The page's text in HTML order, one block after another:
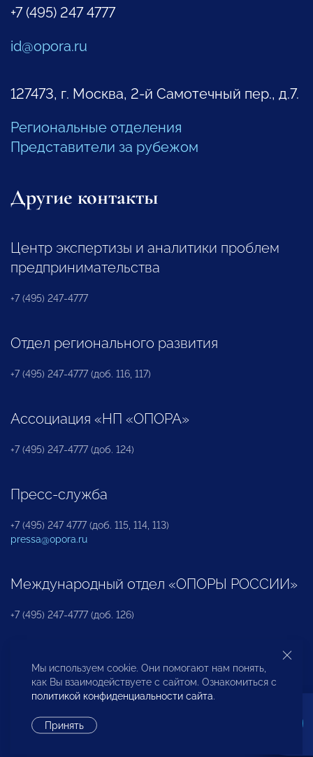
+7 (495) 247 4777
id@opora.ru
127473, г. Москва, 2-й Самотечный пер., д.7.
Региональные отделения
Представители за рубежом
Другие контакты
Центр экспертизы и аналитики проблем
предпринимательства
+7 (495) 247-4777
Отдел регионального развития
+7 (495) 247-4777 (доб. 116, 117)
Ассоциация «НП «ОПОРА»
+7 (495) 247-4777 (доб. 124)
Пресс-служба
+7 (495) 247 4777 (доб. 115, 114, 113)
pressa@opora.ru
Международный отдел «ОПОРЫ РОССИИ»
+7 (495) 247-4777 (доб. 126)
Бюро по защите прав предпринимателей и
инвесторов
Мы используем cookie. Они помогают нам понять,
как Вы взаимодействуете с сайтом. Ознакомиться с
политикой конфиденциальности сайта.
Принять